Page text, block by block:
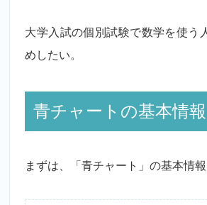
大学入試の個別試験で数学を使う
めしたい。
青チャートの基本情報
まずは、「青チャート」の基本情報